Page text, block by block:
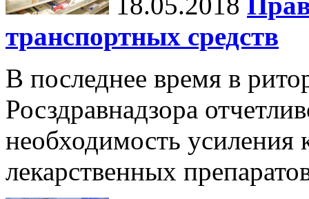
транспортных средств
В последнее время в
Росздравнадзора
необходимость усиления
лекарственных